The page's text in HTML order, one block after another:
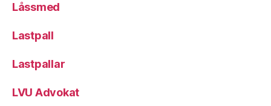
Låssmed
Lastpall
Lastpallar
LVU Advokat